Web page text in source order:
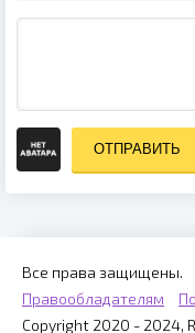
ОТПРАВИТЬ
Все права защищены.
Правообладателям
Copyright 2020 - 2024,